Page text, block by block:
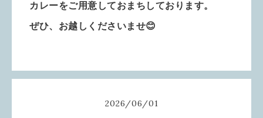
カレーをご用意しておまちしております。
ぜひ、お越しくださいませ😊
2026/06/01